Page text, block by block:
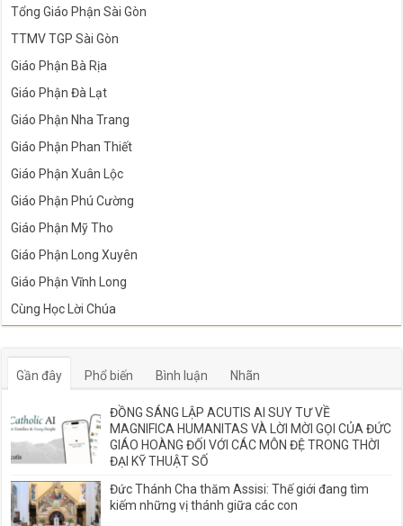
Tổng Giáo Phận Sài Gòn
TTMV TGP Sài Gòn
Giáo Phận Bà Rịa
Giáo Phận Đà Lạt
Giáo Phận Nha Trang
Giáo Phận Phan Thiết
Giáo Phận Xuân Lộc
Giáo Phận Phú Cường
Giáo Phận Mỹ Tho
Giáo Phận Long Xuyên
Giáo Phận Vĩnh Long
Cùng Học Lời Chúa
Gần đây Phổ biến Bình luận Nhãn
ĐỒNG SÁNG LẬP ACUTIS AI SUY TƯ VỀ
MAGNIFICA HUMANITAS VÀ LỜI MỜI GỌI CỦA ĐỨC
GIÁO HOÀNG ĐỐI VỚI CÁC MÔN ĐỆ TRONG THỜI
ĐẠI KỸ THUẬT SỐ
Đức Thánh Cha thăm Assisi: Thế giới đang tìm
kiếm những vị thánh giữa các con